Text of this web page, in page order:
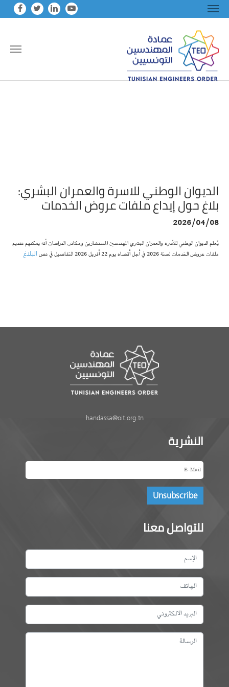
الديوان الوطني للاسرة والعمران البشري:
بلاغ حول إيداع ملفات عروض الخدمات
2026/04/08
يُعلم الديوان الوطني للأسرة والعمران البشري المهندسين المستشارين ومكاتب الدراسات أنه يمكنهم تقديم
ملفات عروض الخدمات لسنة 2026 في أجل أقصاه يوم 22 أفريل 2026 التفاصيل في نص
البلاغ
handassa@oit.org.tn
النشرية
للتواصل معنا